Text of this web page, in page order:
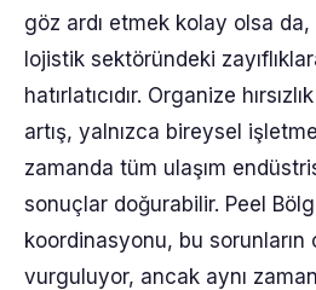
göz ardı etmek kolay olsa
lojistik sektöründeki
hatırlatıcıdır. Organize
artış, yalnızca bireysel
zamanda tüm ulaşım
sonuçlar doğurabilir. Peel
koordinasyonu, bu sorunların
vurguluyor, ancak aynı